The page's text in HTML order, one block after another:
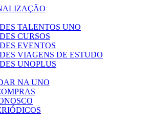
TALENTOS UNO
CURSOS
EVENTOS
VIAGENS DE ESTUDO
UNOPLUS
NA UNO